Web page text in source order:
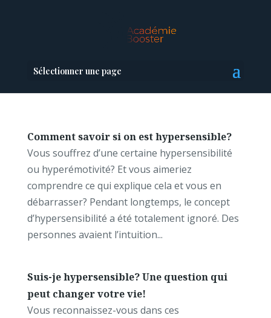
Sélectionner une page
Comment savoir si on est hypersensible?
Vous souffrez d’une certaine hypersensibilité
ou hyperémotivité? Et vous aimeriez
comprendre ce qui explique cela et vous en
débarrasser? Pendant longtemps, le concept
d’hypersensibilité a été totalement ignoré. Des
personnes avaient l’intuition...
Suis-je hypersensible? Une question qui
peut changer votre vie!
Vous reconnaissez-vous dans ces